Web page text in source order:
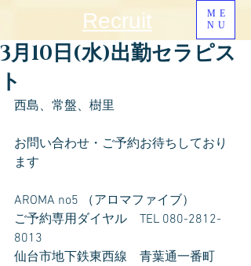
ME
NU
Recruit
3月10日(水)出勤セラピス
ト
西島、常盤、樹里
お問い合わせ・ご予約お待ちしており
ます
AROMA no5 （アロマファイブ）
ご予約専用ダイヤル　TEL 080-2812-
8013
仙台市地下鉄東西線　青葉通一番町